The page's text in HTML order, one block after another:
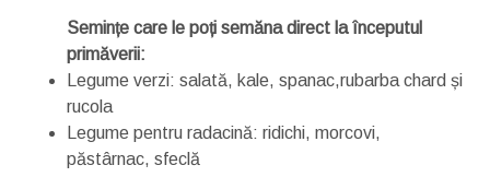
Semințe care le poți semăna direct la începutul
primăverii:
Legume verzi: salată, kale, spanac,rubarba chard și
rucola
Legume pentru radacină: ridichi, morcovi,
păstârnac, sfeclă